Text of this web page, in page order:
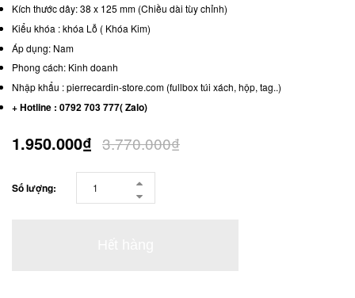
Kích thước dây: 38 x 125 mm (Chiều dài tùy chỉnh)
Kiểu khóa : khóa Lỗ ( Khóa Kim)
Áp dụng: Nam
Phong cách: Kinh doanh
Nhập khẩu : pierrecardin-store.com (fullbox túi xách, hộp, tag..)
+ Hotline : 0792 703 777( Zalo)
1.950.000₫ 3.770.000₫
Số lượng: